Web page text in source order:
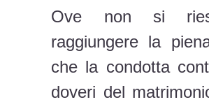
Ove non si
raggiungere la
che la condotta
doveri del